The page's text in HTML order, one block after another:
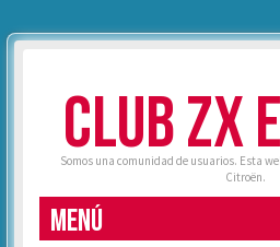
CLUB ZX
Somos una comunidad de usuarios. Esta
Citroën.
MENÚ